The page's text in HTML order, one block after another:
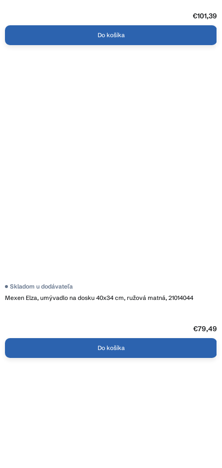
€101,39
Do košíka
Mexen Elza, umývadlo na dosku 40x34 cm, ružová matná, 21014044
Skladom u dodávateľa
€79,49
Do košíka